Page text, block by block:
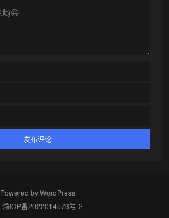
Powered byWordPress
渝ICP备2022014573号-2